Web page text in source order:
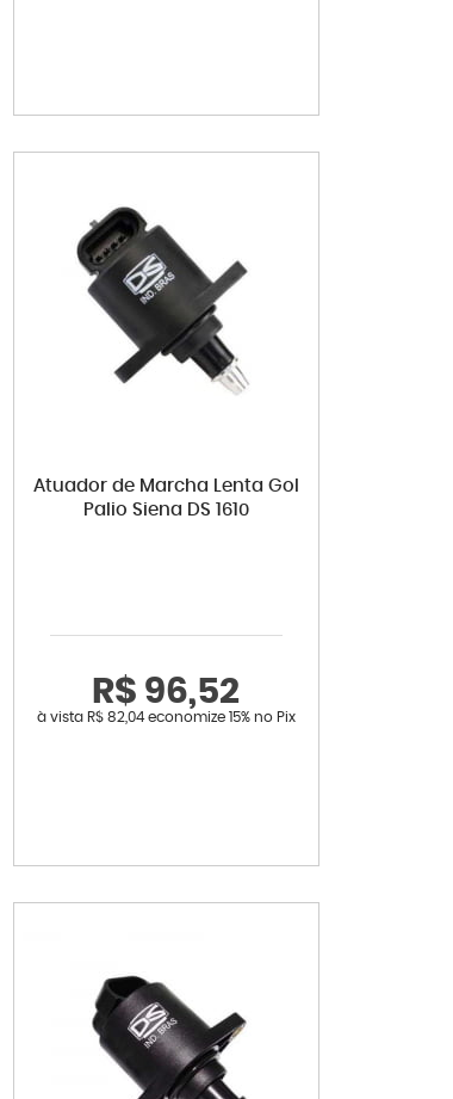
Atuador de Marcha Lenta Gol
Palio Siena DS 1610
R$ 96,52
à vista R$ 82,04economize 15% no Pix